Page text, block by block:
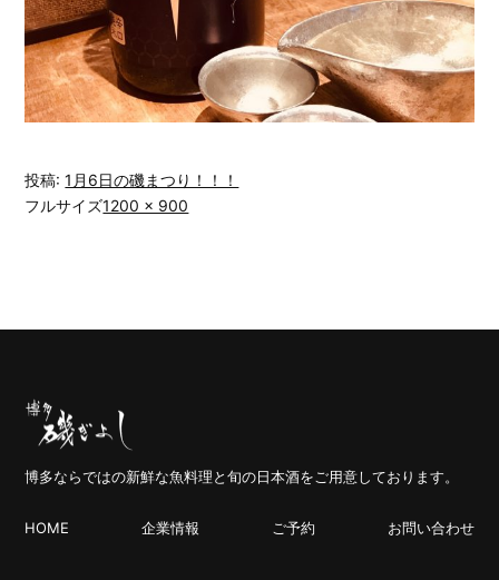
投稿:1月6日の磯まつり！！！
フルサイズ1200 × 900
博多ならではの新鮮な魚料理と旬の日本酒をご用意しております。
HOME 企業情報 ご予約 お問い合わせ